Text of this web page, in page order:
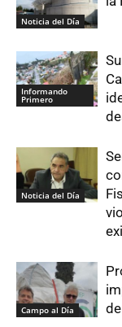
Noticia del Día
Informando
Primero
Noticia del Día
Campo al Día